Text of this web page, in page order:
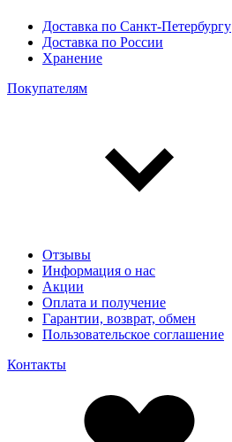
Доставка по Санкт-Петербургу
Доставка по России
Хранение
Покупателям
Отзывы
Информация о нас
Акции
Оплата и получение
Гарантии, возврат, обмен
Пользовательское соглашение
Контакты